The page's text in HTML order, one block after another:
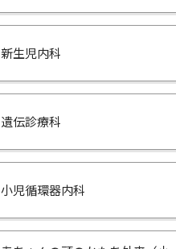
新生児内科
遺伝診療科
小児循環器内科